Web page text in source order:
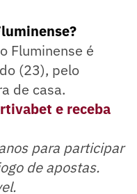
Fluminense é
(23), pelo
de casa.
e receba
para participar
de apostas.